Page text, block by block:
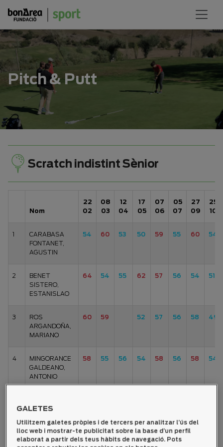
Pitch & Putt
Scratch indistint Sènior
Nom
22
02
08
03
12
04
17
05
07
06
05
07
27
09
25
10
1
CARABASA
FONTANET,
AGUSTIN
54 60 53 50 59 55 60 54
2
BENET
SISTERO,
ESTANISLAO
64 54 55 62 57 56 54 51
3
ROS
ARGANDOÑA,
MARIANO
60 59 52 57 56 58 49
4
MINGORANCE
GALDEANO,
ANTONIO
58 55 56 54 58 56 58 54
MORALES,
SALCEDO
53 61 61 59 -- 53
GALETES
Utilitzem galetes pròpies i de tercers per analitzar l’ús del
lloc web i mostrar-te publicitat sobre la base d’un perfil
elaborat a partir dels teus hàbits de navegació. Pots